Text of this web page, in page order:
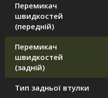
Перемикач
швидкостей
(передній)
Перемикач
швидкостей
(задній)
Тип задньої втулки